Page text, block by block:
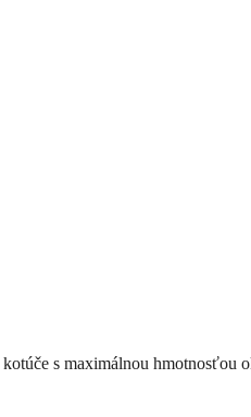
s maximálnou hmotnosťou